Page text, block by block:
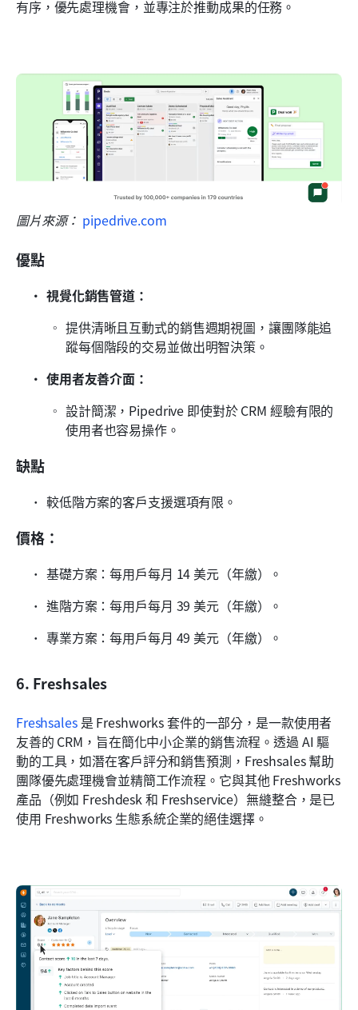
有序，優先處理機會，並專注於推動成果的任務。
圖片來源： pipedrive.com
優點
視覺化銷售管道：
提供清晰且互動式的銷售週期視圖，讓團隊能追
蹤每個階段的交易並做出明智決策。
使用者友善介面：
設計簡潔，Pipedrive 即使對於 CRM 經驗有限的
使用者也容易操作。
缺點
較低階方案的客戶支援選項有限。
價格：
基礎方案：每用戶每月 14 美元（年繳）。
進階方案：每用戶每月 39 美元（年繳）。
專業方案：每用戶每月 49 美元（年繳）。
6. Freshsales
Freshsales 是 Freshworks 套件的一部分，是一款使用者
友善的 CRM，旨在簡化中小企業的銷售流程。透過 AI 驅
動的工具，如潛在客戶評分和銷售預測，Freshsales 幫助
團隊優先處理機會並精簡工作流程。它與其他 Freshworks
產品（例如 Freshdesk 和 Freshservice）無縫整合，是已
使用 Freshworks 生態系統企業的絕佳選擇。